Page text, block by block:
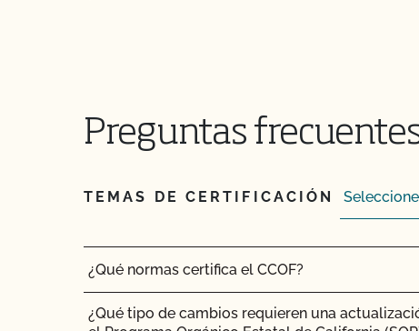
Preguntas
TEMAS DE CERTIFICACIÓN
¿Qué recursos existen en relación con los OMG
¿Qué recursos hay disponibles para ayudarme
¿Qué normas certifica el CCOF?
¿Qué tipo de cambios requieren una